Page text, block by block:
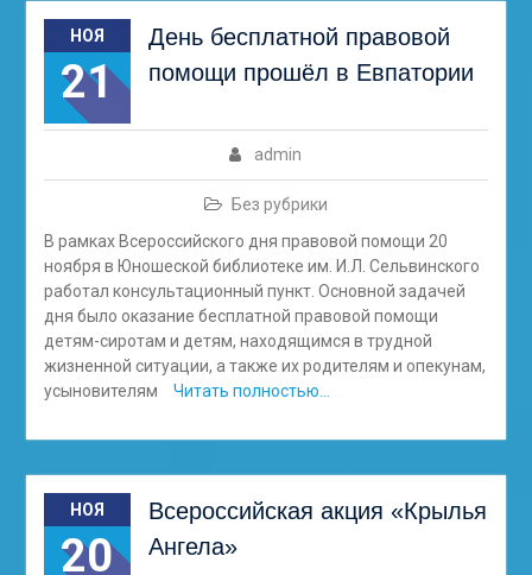
НОЯ
21
День бесплатной правовой
помощи прошёл в Евпатории
admin
Без рубрики
В рамках Всероссийского дня правовой помощи 20
ноября в Юношеской библиотеке им. И.Л. Сельвинского
работал консультационный пункт. Основной задачей
дня было оказание бесплатной правовой помощи
детям-сиротам и детям, находящимся в трудной
жизненной ситуации, а также их родителям и опекунам,
усыновителям
Читать полностью…
НОЯ
20
Всероссийская акция «Крылья
Ангела»